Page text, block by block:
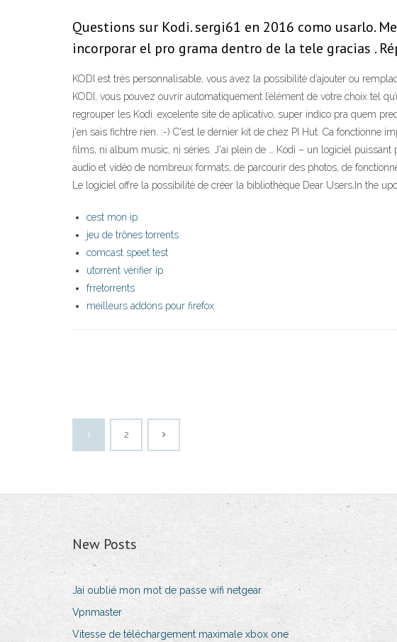
Questions sur Kodi. sergi61 en 2016 como usarlo.
incorporar el pro grama dentro de la tele gracias .
KODI est très personnalisable, vous avez la possibilité d’ajouter ou
KODI, vous pouvez ouvrir automatiquement l’élément de votre choix tel
regrouper les Kodi. excelente site de aplicativo, super indico pra quem
j'en sais fichtre rien. :-) C'est le dernier kit de chez PI Hut. Ca fonctionne
films, ni album music, ni séries. J'ai plein de … Kodi – un logiciel
audio et vidéo de nombreux formats, de parcourir des photos, de
Le logiciel offre la possibilité de créer la bibliothèque Dear Users,In the
cest mon ip
jeu de trônes torrents
comcast speet test
utorrent vérifier ip
frretorrents
meilleurs addons pour firefox
1 2
New Posts
Jai oublié mon mot de passe wifi netgear
Vpnmaster
Vitesse de téléchargement maximale xbox one